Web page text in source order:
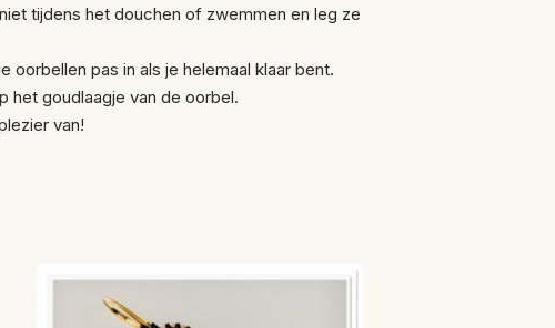
tijdens het douchen of zwemmen en leg ze
oorbellen pas in als je helemaal klaar bent.
het goudlaagje van de oorbel.
van!